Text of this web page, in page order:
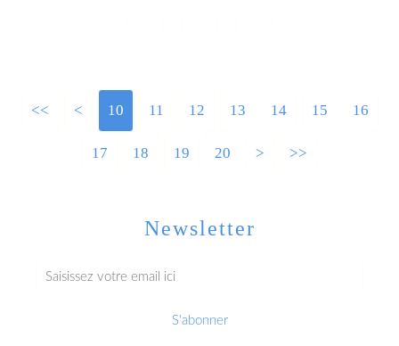
<< < 10 11 12 13 14 15 16
17 18 19 20 30
40
50
60
70
> >>
Newsletter